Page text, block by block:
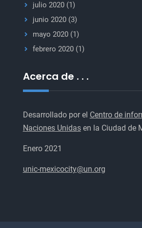
julio 2020(1)
junio 2020(3)
mayo 2020(1)
febrero 2020(1)
Acerca de . . .
Desarrollado por el Centro de
Naciones Unidasen la Ciudad de
Enero 2021
unic-mexicocity@un.org